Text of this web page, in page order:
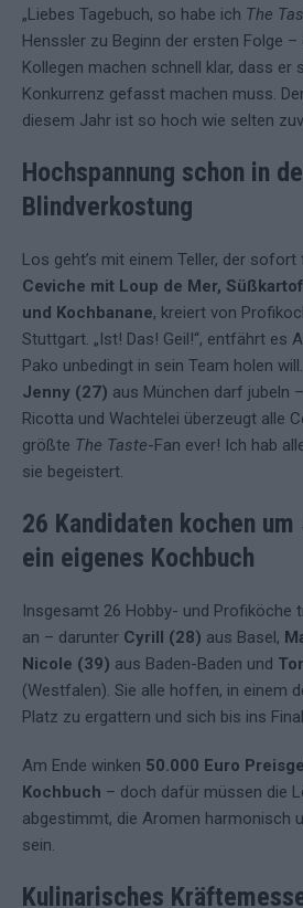
„Liebes Tagebuch, so habe ich The
Henssler zu Beginn der ersten Folge
Kollegen machen schnell klar, dass er
Konkurrenz gefasst machen muss.
diesem Jahr ist so hoch wie selten
Hochspannung schon in
Blindverkostung
Los geht’s mit einem Teller, der
Ceviche mit Loup de Mer,
und Kochbanane, kreiert von
Stuttgart. „Ist! Das! Geil!“, entfährt es
Pako unbedingt in sein Team holen
Jenny (27) aus München darf jubeln
Ricotta und Wachtelei überzeugt alle
größte The Taste-Fan ever! Ich hab
sie begeistert.
26 Kandidaten kochen um
ein eigenes Kochbuch
Insgesamt 26 Hobby- und Profiköche
an – darunter Cyrill (28) aus Basel,
Nicole (39) aus Baden-Baden und
(Westfalen). Sie alle hoffen, in einem
Platz zu ergattern und sich bis ins
Am Ende winken 50.000 Euro
Kochbuch – doch dafür müssen die
abgestimmt, die Aromen harmonisch
sein.
Kulinarisches